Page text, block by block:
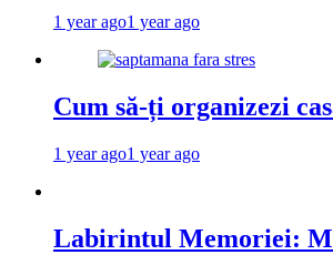
1 year ago1 year ago
Cum să-ți organizezi
1 year ago1 year ago
Labirintul Memoriei: